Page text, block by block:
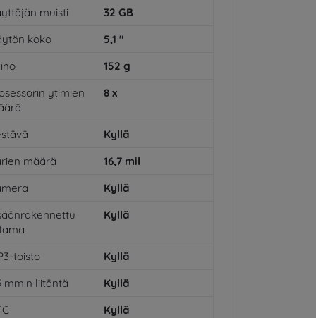
muisti
32 GB
koko
5,1 "
152 g
ytimien
8 x
Kyllä
määrä
16,7 mil
Kyllä
Kyllä
toisto
Kyllä
mm:n liitäntä
Kyllä
Kyllä